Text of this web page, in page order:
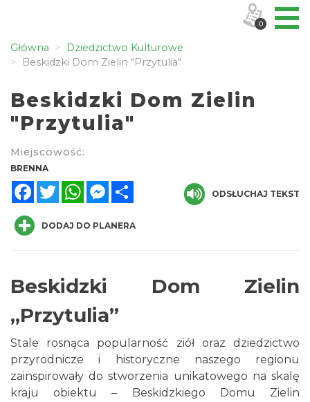
Główna
Dziedzictwo Kulturowe
Beskidzki Dom Zielin "Przytulia"
Beskidzki Dom Zielin
"Przytulia"
Miejscowość:
BRENNA
FacebookTwitterWhatsAppMessenger
ODSŁUCHAJ TEKST
DODAJ DO PLANERA
Beskidzki Dom Zielin
„Przytulia”
Stale rosnąca popularność ziół oraz dziedzictwo
przyrodnicze i historyczne naszego regionu
zainspirowały do stworzenia unikatowego na skalę
kraju obiektu – Beskidzkiego Domu Zielin
0